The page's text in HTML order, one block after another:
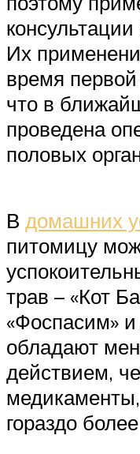
Их
время
что в
проведена
половых
В домашних
питомицу
трав – «Кот
«Фоспасим» и
обладают
действием,
гораздо